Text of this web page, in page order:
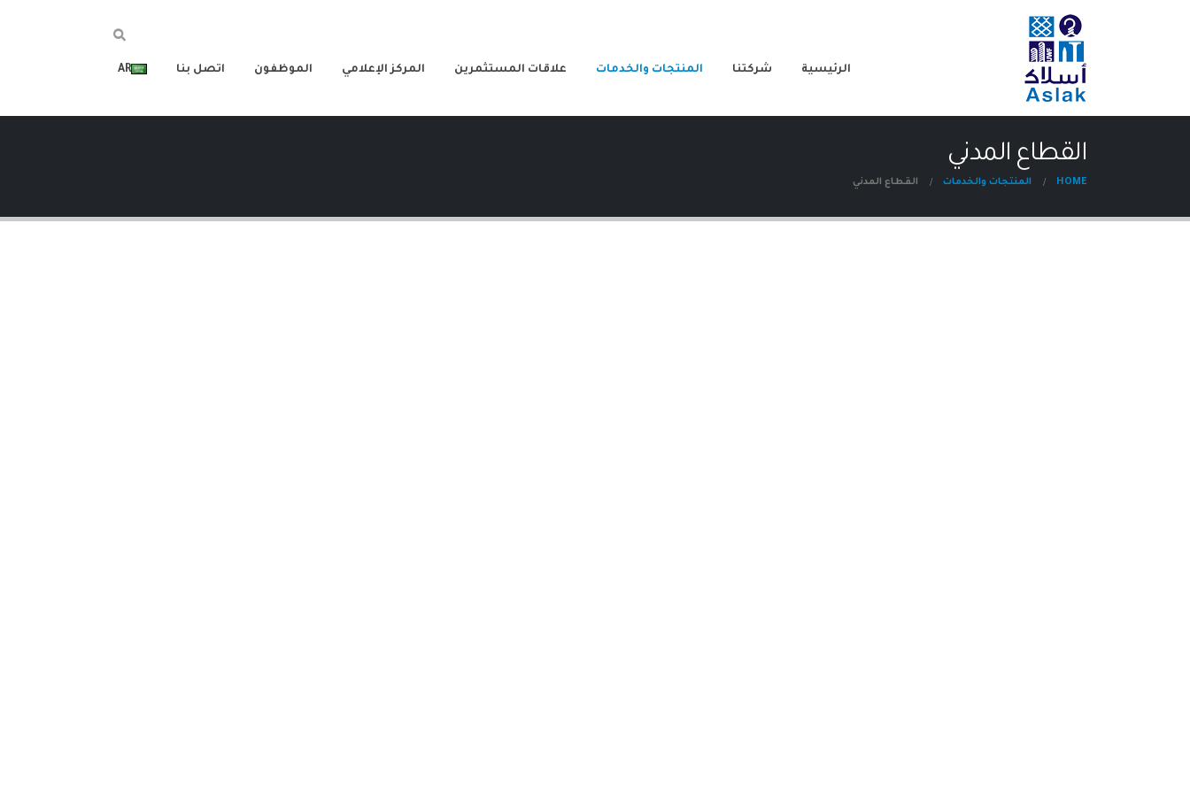
الرئيسية شركتنا المنتجات والخدمات علاقات المستثمرين المركز الإعلامي الموظفون اتصل بنا AR
القطاع المدني
HOME المنتجات والخدمات القطاع المدني